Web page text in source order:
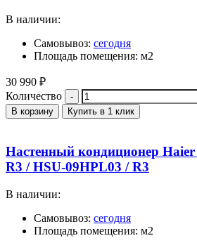
В наличии:
Самовывоз: сегодня
Площадь помещения: м2
30 990 ₽
Количество
В корзину Купить в 1 клик
Настенный кондиционер
R3 / HSU-09HPL03 / R3
В наличии:
Самовывоз: сегодня
Площадь помещения: м2